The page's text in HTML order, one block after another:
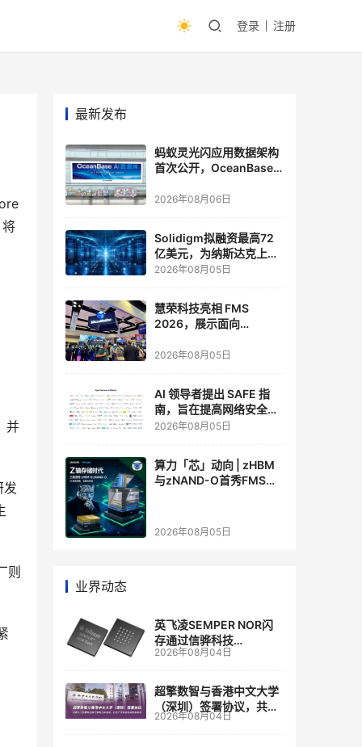
登录 注册
并
则
最新发布
蚂蚁灵光闪应用数据架构
首次公开，OceanBase
2026年08月06日
Solidigm拟融资最高72
亿美元，为纳斯达克上市
做准备
2026年08月05日
慧荣科技亮相 FMS
2026，展示面向
存储方案
2026年08月05日
AI 领导者提出 SAFE 指
南，旨在提高网络安全透
明度
2026年08月05日
算力「芯」动向 | zHBM
与zNAND-O首秀FMS
个维度，z轴算盘的魅力
2026年08月05日
业界动态
英飞凌SEMPER NOR闪
存通过信骅科技
AST2700 BMC认证，全
管理
2026年08月04日
超擎数智与香港中文大学
（深圳）签署协议，共建
人工智能和边缘计算联合
2026年08月04日